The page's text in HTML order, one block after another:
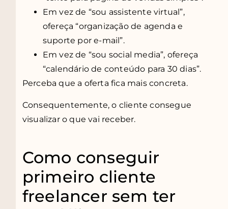
Em vez de “sou assistente virtual”,
ofereça “organização de agenda e
suporte por e-mail”.
Em vez de “sou social media”, ofereça
“calendário de conteúdo para 30 dias”.
Perceba que a oferta fica mais concreta.
Consequentemente, o cliente consegue
visualizar o que vai receber.
Como conseguir
primeiro cliente
freelancer sem ter